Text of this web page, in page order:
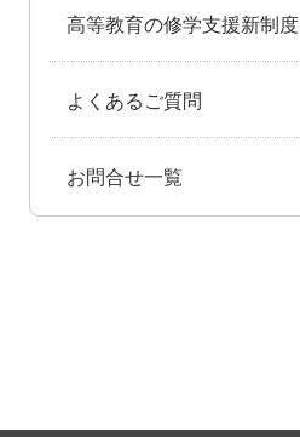
高等教育の修学支援新制度
よくあるご質問
お問合せ一覧